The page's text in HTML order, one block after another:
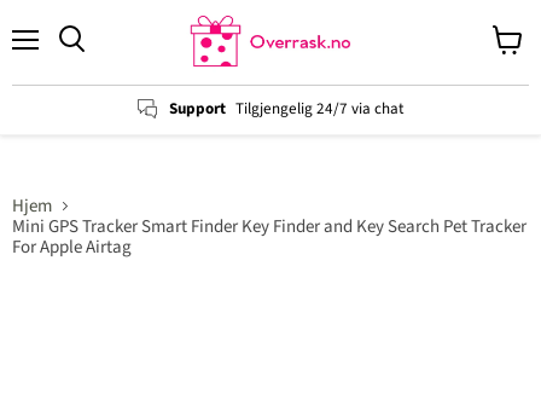
Support Tilgjengelig 24/7 via chat
cart
Hjem
Mini GPS Tracker Smart Finder Key Finder and Key Search Pet Tracker
For Apple Airtag